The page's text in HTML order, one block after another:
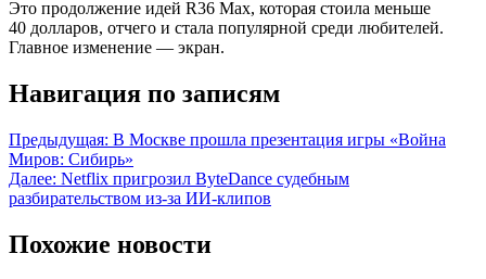
Это продолжение идей R36 Max, которая стоила меньше
40 долларов, отчего и стала популярной среди любителей.
Главное изменение — экран.
Навигация по записям
Предыдущая: В Москве прошла презентация игры «Война
Миров: Сибирь»
Далее: Netflix пригрозил ByteDance судебным
разбирательством из-за ИИ-клипов
Похожие новости